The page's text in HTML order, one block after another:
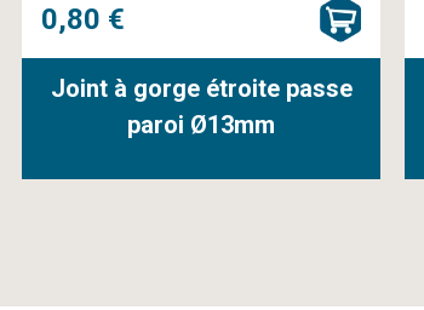
0,80 €
Joint à gorge étroite passe
paroi Ø13mm